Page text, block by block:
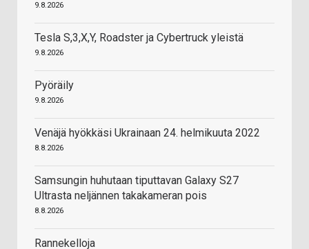
9.8.2026
Tesla S,3,X,Y, Roadster ja Cybertruck yleistä
9.8.2026
Pyöräily
9.8.2026
Venäjä hyökkäsi Ukrainaan 24. helmikuuta 2022
8.8.2026
Samsungin huhutaan tiputtavan Galaxy S27
Ultrasta neljännen takakameran pois
8.8.2026
Rannekelloja